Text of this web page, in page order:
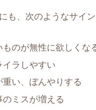
も、次のようなサイ
ものが無性に欲しくな
イラしやすい
重い、ぼんやりする
のミスが増える